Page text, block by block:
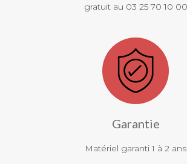
gratuit au 03 25 70 10 00
Garantie
Matériel garanti 1 à 2 ans